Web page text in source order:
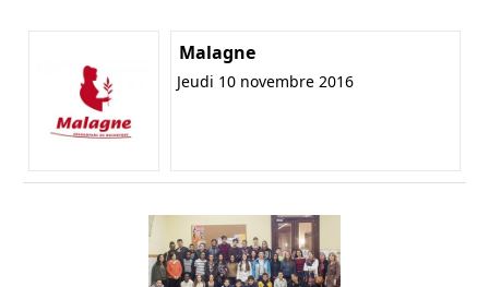
Malagne
Jeudi 10 novembre 2016